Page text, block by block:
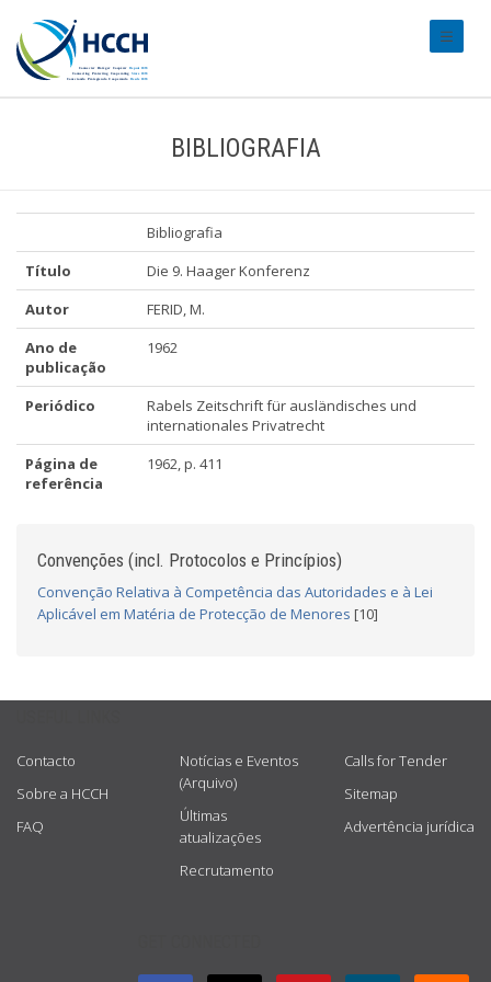
BIBLIOGRAFIA
Bibliografia
Título
Die 9. Haager Konferenz
Autor
FERID, M.
Ano de
publicação
1962
Periódico
Rabels Zeitschrift für ausländisches und
internationales Privatrecht
Página de
referência
1962, p. 411
Convenções (incl. Protocolos e Princípios)
Convenção Relativa à Competência das Autoridades e à Lei
Aplicável em Matéria de Protecção de Menores [10]
Contacto
Sobre a HCCH
FAQ
Notícias e Eventos
(Arquivo)
Últimas
atualizações
Recrutamento
Calls for Tender
Sitemap
Advertência jurídica